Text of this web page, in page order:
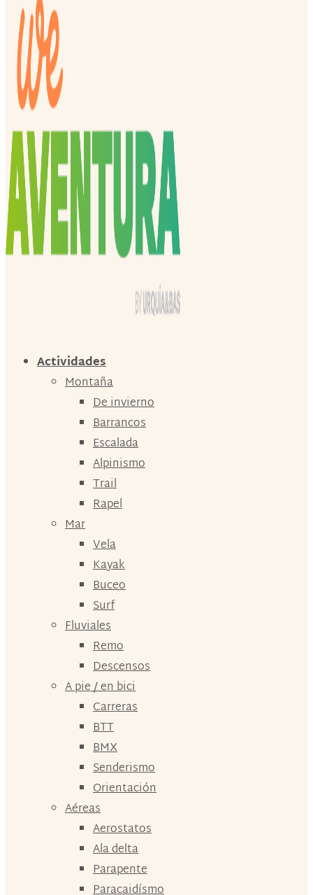
Actividades
Montaña
De invierno
Barrancos
Escalada
Alpinismo
Trail
Rapel
Mar
Vela
Kayak
Buceo
Surf
Fluviales
Remo
Descensos
A pie / en bici
Carreras
BTT
BMX
Senderismo
Orientación
Aéreas
Aerostatos
Ala delta
Parapente
Paracaidísmo